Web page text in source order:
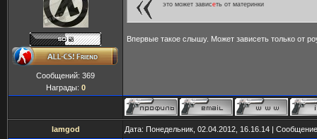
Сообщений: 369
Награды: 0
это может зависеть от материнки
Впервые такое слышу. Может зависеть только от
lamgod Дата: Понедельник, 02.04.2012, 16.16.14 |